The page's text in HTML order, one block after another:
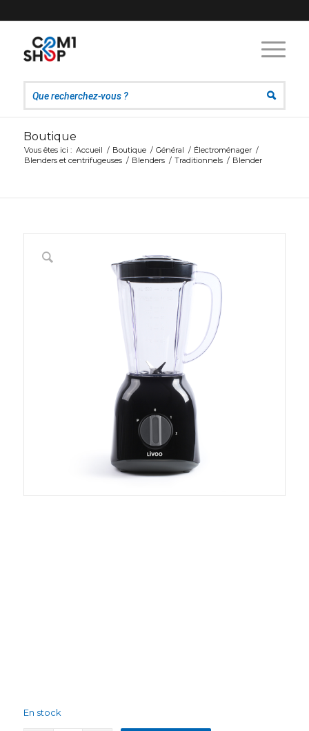
Boutique
Vous êtes ici : Accueil / Boutique / Général / Électroménager /
Blenders et centrifugeuses / Blenders / Traditionnels / Blender
En stock